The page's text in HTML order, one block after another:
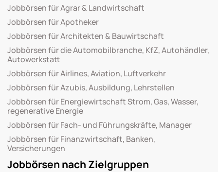
Jobbörsen für Agrar & Landwirtschaft
Jobbörsen für Apotheker
Jobbörsen für Architekten & Bauwirtschaft
Jobbörsen für die Automobilbranche, KfZ, Autohändler,
Autowerkstatt
Jobbörsen für Airlines, Aviation, Luftverkehr
Jobbörsen für Azubis, Ausbildung, Lehrstellen
Jobbörsen für Energiewirtschaft Strom, Gas, Wasser,
regenerative Energie
Jobbörsen für Fach- und Führungskräfte, Manager
Jobbörsen für Finanzwirtschaft, Banken,
Versicherungen
Jobbörsen nach Zielgruppen